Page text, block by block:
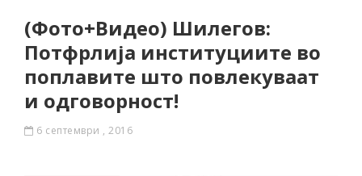
(Фото+Видео) Шилегов:
Потфрлија институциите во
поплавите што повлекуваат
и одговорност!
6 септември , 2016